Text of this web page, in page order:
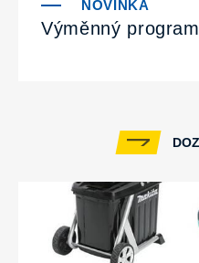
Výměnný